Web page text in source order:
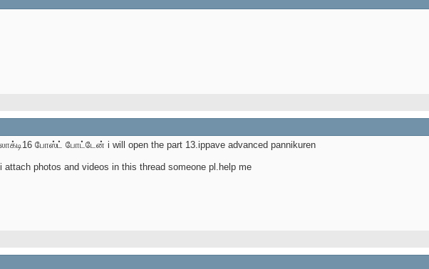
போஸ்ட் போட்டேன் i will open the part 13.ippave advanced pannikuren
attach photos and videos in this thread someone pl.help me